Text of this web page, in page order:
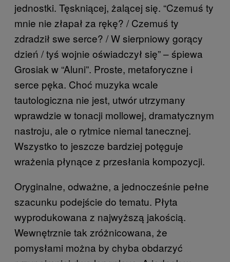
jednostki. Tęskniącej, żalącej się. “Czemuś ty
mnie nie złapał za rękę? / Czemuś ty
zdradził swe serce? / W sierpniowy gorący
dzień / tyś wojnie oświadczył się” – śpiewa
Grosiak w “Aluni”. Proste, metaforyczne i
serce pęka. Choć muzyka wcale
tautologiczna nie jest, utwór utrzymany
wprawdzie w tonacji mollowej, dramatycznym
nastroju, ale o rytmice niemal tanecznej.
Wszystko to jeszcze bardziej potęguje
wrażenia płynące z przesłania kompozycji.
Oryginalne, odważne, a jednocześnie pełne
szacunku podejście do tematu. Płyta
wyprodukowana z najwyższą jakością.
Wewnętrznie tak zróżnicowana, że
pomysłami można by chyba obdarzyć